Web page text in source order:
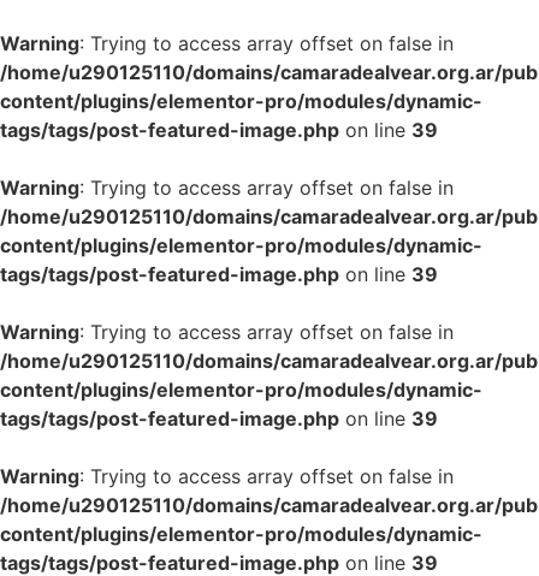
Warning: Trying to access array offset on false in
/home/u290125110/domains/camaradealvear.org.ar/
content/plugins/elementor-pro/modules/dynamic-
tags/tags/post-featured-image.php on line 39
Warning: Trying to access array offset on false in
/home/u290125110/domains/camaradealvear.org.ar/
content/plugins/elementor-pro/modules/dynamic-
tags/tags/post-featured-image.php on line 39
Warning: Trying to access array offset on false in
/home/u290125110/domains/camaradealvear.org.ar/
content/plugins/elementor-pro/modules/dynamic-
tags/tags/post-featured-image.php on line 39
Warning: Trying to access array offset on false in
/home/u290125110/domains/camaradealvear.org.ar/
content/plugins/elementor-pro/modules/dynamic-
tags/tags/post-featured-image.php on line 39